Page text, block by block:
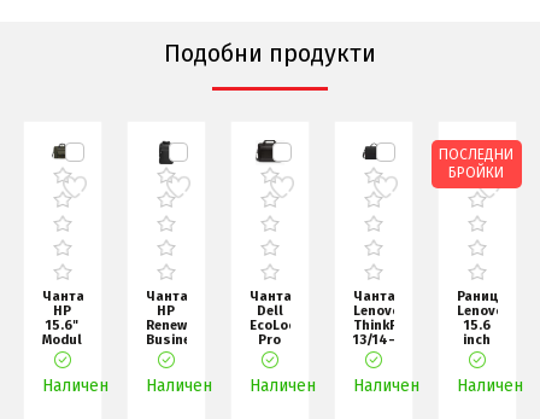
Подобни продукти
Чанта
HP
15.6"
Modular
Laptop
Bag
Наличен
Чанта
HP
Renew
Business
Backpack,
up to
17.3"
Наличен
Чанта
Dell
EcoLoop
Pro
Classic
Briefcase
14 -
Наличен
Чанта
Lenovo
ThinkPad
13/14-
inch
Essential
Topload
Наличен
Раница
Lenovo
15.6
inch
Laptop
Backpack
B210
Наличен
ПОСЛЕДНИ
БРОЙКИ